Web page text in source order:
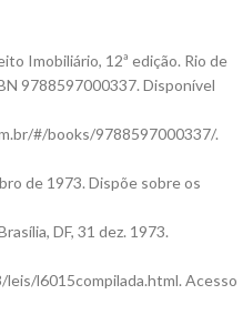
Imobiliário, 12ª edição. Rio de
9788597000337. Disponível
#/books/9788597000337/.
de 1973. Dispõe sobre os
DF, 31 dez. 1973.
l6015compilada.html. Acesso